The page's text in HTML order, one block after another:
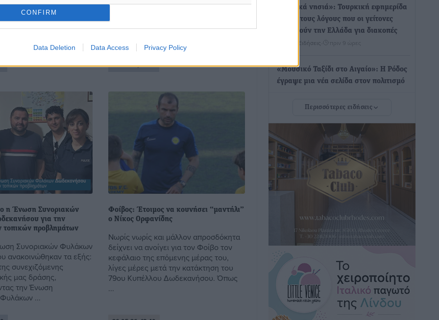
CONFIRM
Data Deletion Data Access Privacy Policy
στα μέσα κοινωνικής
Περιφερειάρχης Νοτίου
πρόεδρος της ΕΝΠΕ κ.
οποίος είχε παραχωρηθεί στη δημοτική
...
26.05.26, 19:28
η Ένωση Συνοριακών
για την
τοπικών προβλημάτων
Συνοριακών Φυλάκων
ανακοινώθηκαν τα εξής:
συνεχιζόμενης
μας δράσης,
την Ένωση
...
Φοίβος: Έτοιμος να κουνήσει “μαντήλι”
ο Νίκος Ορφανίδης
Νωρίς νωρίς και μάλλον απροσδόκητα
δείχνει να ανοίγει για τον Φοίβο τον
κεφάλαιο της επόμενης μέρας του,
λίγες μέρες μετά την κατάκτηση του
79ου Κυπέλλου Δωδεκανήσου. Όπως
...
ελληνικά νησιά»: Τουρκική εφημερίδα
εξηγεί τους λόγους που οι γείτονες
προτιμούν την Ελλάδα για διακοπές
Τοπικές Ειδήσεις πριν 9 ώρες
«Μουσικό Ταξίδι στο Αιγαίο»: Η Ρόδος
έγραψε μια νέα σελίδα στον πολιτισμό
Νοσοκομείου Ρόδου και αντιμετώπιση
των ελλείψεων προσωπικού
ανακοίνωσε ο Άδωνις Γεωργιάδης
Τοπικές Ειδήσεις•
Iατρικός Σύλλογος Ροδου προς Α.
Γεωργιάδη: Στρατηγικές Προτάσεις για
την Ενίσχυση της Δημόσιας Υγείας στη
Νησιωτική Ελλάδα και στα
Νοσοκομεία της Γ΄ Ζώνης
Τοπικές Ειδήσεις
Πάνθηρες: Ξεκίνησαν αισιόδοξοι για
την παρθενική “πτήση” τους
Αθλητικά• πριν 10 ώρες
Περισσότερες ειδήσεις